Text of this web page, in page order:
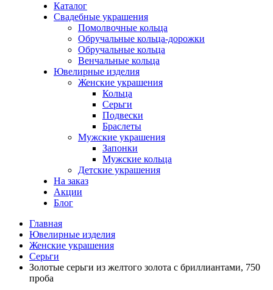
Каталог
Свадебные украшения
Помолвочные кольца
Обручальные кольца-дорожки
Обручальные кольца
Венчальные кольца
Ювелирные изделия
Женские украшения
Кольца
Серьги
Подвески
Браслеты
Мужские украшения
Запонки
Мужские кольца
Детские украшения
На заказ
Акции
Блог
Главная
Ювелирные изделия
Женские украшения
Серьги
Золотые серьги из желтого золота с бриллиантами, 750
проба